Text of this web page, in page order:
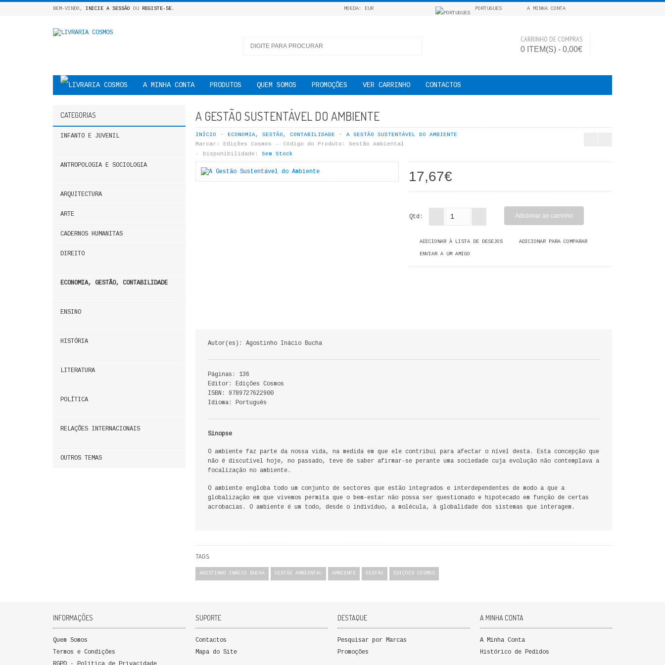
BEM-VINDO, INICIE A SESSÃO OU REGISTE-SE. MOEDA: EUR PORTUGUES A MINHA CONTA
CARRINHO DE COMPRAS
0 ITEM(S) - 0,00€
A MINHA CONTA PRODUTOS QUEM SOMOS PROMOÇÕES VER CARRINHO CONTACTOS
CATEGORIAS
INFANTO E JUVENIL
ANTROPOLOGIA E SOCIOLOGIA
ARQUITECTURA
ARTE
CADERNOS HUMANITAS
DIREITO
ECONOMIA, GESTÃO, CONTABILIDADE
ENSINO
HISTÓRIA
LITERATURA
POLÍTICA
RELAÇÕES INTERNACIONAIS
OUTROS TEMAS
A GESTÃO SUSTENTÁVEL DO AMBIENTE
INÍCIO ECONOMIA, GESTÃO, CONTABILIDADE
A GESTÃO SUSTENTÁVEL DO AMBIENTE
Marcar:
Edições Cosmos Código do Produto:
Gestão Ambiental
Disponibilidade:
Sem Stock
17,67€
Qtd:
ADICIONAR À LISTA DE DESEJOS ADICIONAR PARA COMPARAR
ENVIAR A UM AMIGO
Autor(es): Agostinho Inácio Bucha
Páginas: 136
Editor: Edições Cosmos
ISBN: 9789727622900
Idioma: Português
Sinopse
O ambiente faz parte da nossa vida, na medida em que ele contribui para afectar o nível desta. Esta concepção que
não é discutível hoje, no passado, teve de saber afirmar-se perante uma sociedade cuja evolução não contemplava a
focalização no ambiente.
O ambiente engloba todo um conjunto de sectores que estão integrados e interdependentes de modo a que a
globalização em que vivemos permita que o bem-estar não possa ser questionado e hipotecado em função de certas
acrobacias. O ambiente é um todo, desde o indivíduo, a molécula, à globalidade dos sistemas que interagem.
TAGS:
AGOSTINHO INÁCIO BUCHA GESTÃO AMBIENTAL AMBIENTE GESTÃO EDIÇÕES COSMOS
INFORMAÇÕES
Quem Somos
Termos e Condições
SUPORTE
Contactos
Mapa do Site
DESTAQUE
Pesquisar por Marcas
Promoções
A MINHA CONTA
A Minha Conta
Histórico de Pedidos